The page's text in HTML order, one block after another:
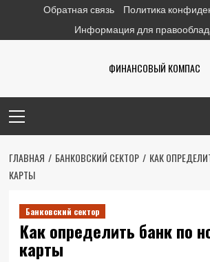
содержимому
Обратная связь
Политика
Информация для
ФИНАНСОВЫЙ КОМПАС
меню
ГЛАВНАЯ БАНКОВСКИЙ СЕКТОР
КАК
КАРТЫ
Банковский сектор
Как определить банк по
карты